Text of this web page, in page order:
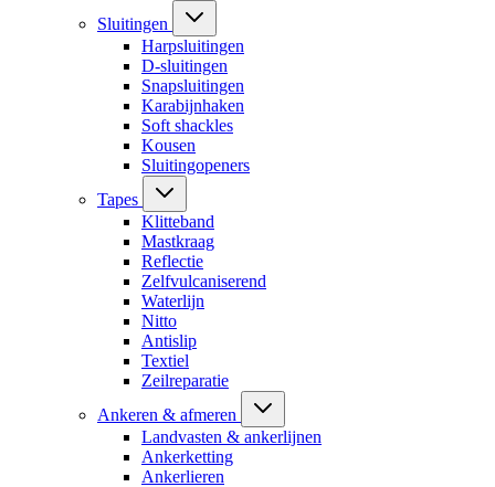
Sluitingen
Harpsluitingen
D-sluitingen
Snapsluitingen
Karabijnhaken
Soft shackles
Kousen
Sluitingopeners
Tapes
Klitteband
Mastkraag
Reflectie
Zelfvulcaniserend
Waterlijn
Nitto
Antislip
Textiel
Zeilreparatie
Ankeren & afmeren
Landvasten & ankerlijnen
Ankerketting
Ankerlieren